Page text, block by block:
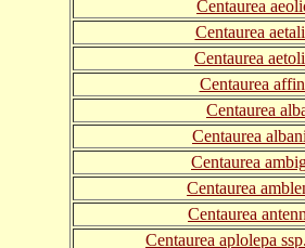
Centaurea
Centaurea
Centaurea
Centaurea
Centaurea
Centaurea
Centaurea
Centaurea
Centaurea
Centaurea aplolepa